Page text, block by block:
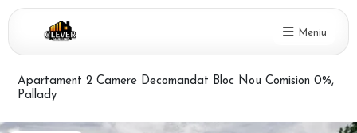
Meniu
Apartament 2 Camere Decomandat Bloc Nou Comision 0%,
Pallady